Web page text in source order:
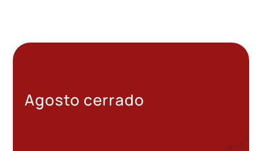
Agosto cerrado